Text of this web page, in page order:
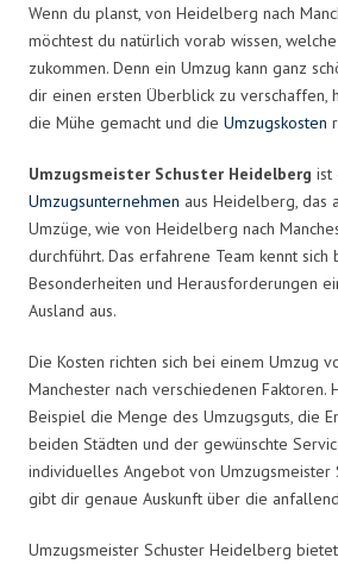
Wenn du planst, von Heidelberg nach
möchtest du natürlich vorab wissen,
zukommen. Denn ein Umzug kann ganz
dir einen ersten Überblick zu verschaffen,
die Mühe gemacht und die Umzugskosten
Umzugsmeister Schuster Heidelberg ist
Umzugsunternehmen aus Heidelberg, das
Umzüge, wie von Heidelberg nach
durchführt. Das erfahrene Team kennt sich
Besonderheiten und Herausforderungen
Ausland aus.
Die Kosten richten sich bei einem Umzug
Manchester nach verschiedenen Faktoren.
Beispiel die Menge des Umzugsguts, die
beiden Städten und der gewünschte
individuelles Angebot von Umzugsmeister
gibt dir genaue Auskunft über die
Umzugsmeister Schuster Heidelberg